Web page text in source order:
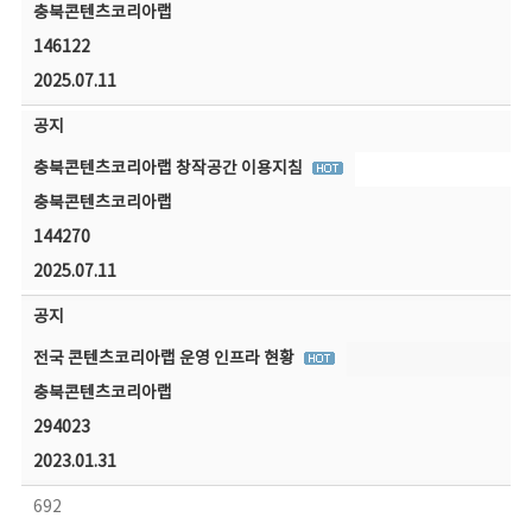
충북콘텐츠코리아랩
146122
2025.07.11
공지
충북콘텐츠코리아랩 창작공간 이용지침
충북콘텐츠코리아랩
144270
2025.07.11
공지
전국 콘텐츠코리아랩 운영 인프라 현황
충북콘텐츠코리아랩
294023
2023.01.31
692